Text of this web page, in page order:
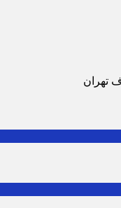
تهران